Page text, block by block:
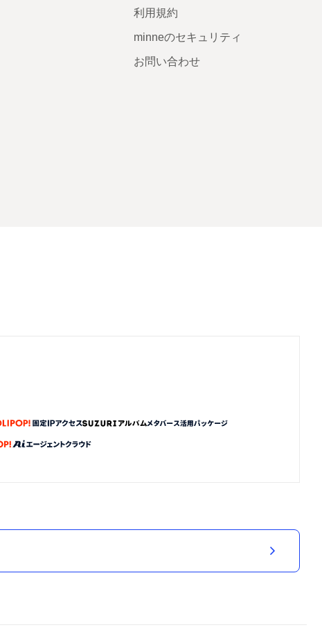
利用規約
minneのセキュリティ
お問い合わせ